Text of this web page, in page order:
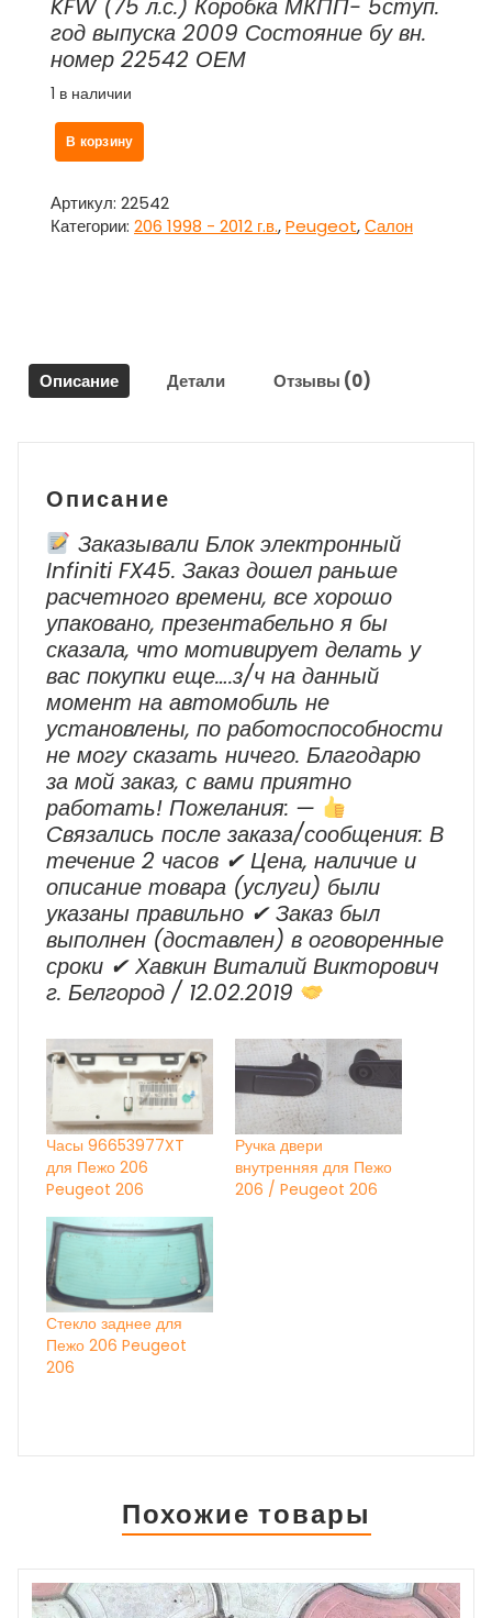
год выпуска 2009 Состояние бу вн.
номер 22542 ОЕМ
1 в наличии
Количество
товара
внутренняя
на
Peugeot
206
В корзину
Артикул: 22542
Категории: 206 1998 - 2012 г.в.,Peugeot,Салон
Описание Детали Отзывы (0)
Описание
Заказывали Блок электронный
Infiniti FX45. Заказ дошел раньше
расчетного времени, все хорошо
упаковано, презентабельно я бы
сказала, что мотивирует делать у
вас покупки еще….з/ч на данный
момент на автомобиль не
установлены, по работоспособности
не могу сказать ничего. Благодарю
за мой заказ, с вами приятно
работать! Пожелания: —
Cвязались после заказа/сообщения: В
течение 2 часов ✔ Цена, наличие и
описание товара (услуги) были
указаны правильно ✔ Заказ был
выполнен (доставлен) в оговоренные
сроки ✔ Хавкин Виталий Викторович
г. Белгород / 12.02.2019
Часы 96653977XT
для Пежо 206
Peugeot 206
Ручка двери
внутренняя для Пежо
206 / Peugeot 206
Стекло заднее для
Пежо 206 Peugeot
206
Похожие товары